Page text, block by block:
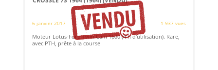
6 janvier 2017 1 937 vues
Moteur Lotus-Ford Twin Cam 1600 (4 h d'utilisation). Rare,
avec PTH, prête à la course